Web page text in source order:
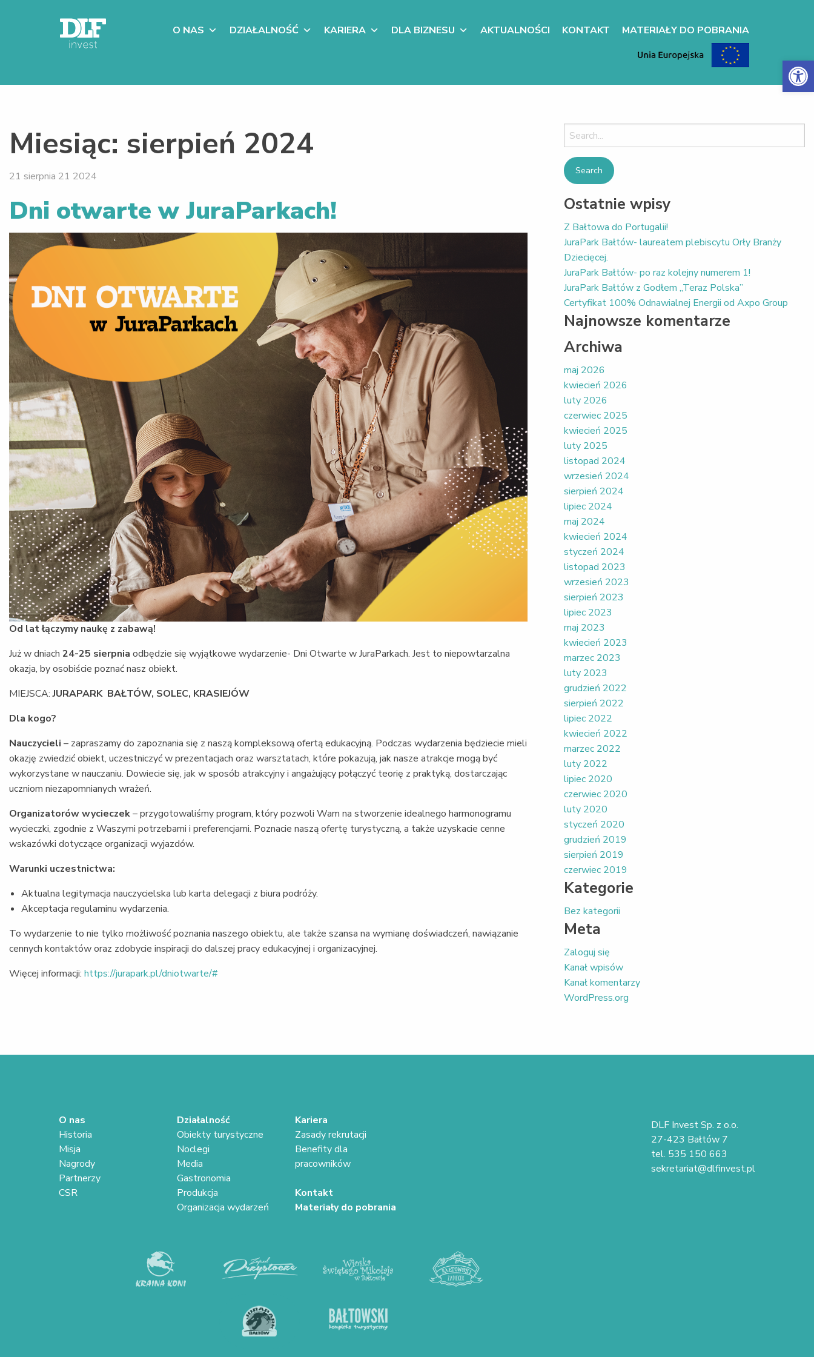
O NAS DZIAŁALNOŚĆ KARIERA DLA BIZNESU AKTUALNOŚCI KONTAKT MATERIAŁY DO POBRANIA
Miesiąc: sierpień 2024
21 sierpnia 21 2024
Dni otwarte w JuraParkach!
Od lat łączymy naukę z zabawą!
Już w dniach 24-25 sierpnia odbędzie się wyjątkowe wydarzenie- Dni Otwarte w JuraParkach. Jest to niepowtarzalna
okazja, by osobiście poznać nasz obiekt.
MIEJSCA:JURAPARK BAŁTÓW, SOLEC, KRASIEJÓW
Dla kogo?
Nauczycieli – zapraszamy do zapoznania się z naszą kompleksową ofertą edukacyjną. Podczas wydarzenia będziecie mieli
okazję zwiedzić obiekt, uczestniczyć w prezentacjach oraz warsztatach, które pokazują, jak nasze atrakcje mogą być
wykorzystane w nauczaniu. Dowiecie się, jak w sposób atrakcyjny i angażujący połączyć teorię z praktyką, dostarczając
uczniom niezapomnianych wrażeń.
Organizatorów wycieczek– przygotowaliśmy program, który pozwoli Wam na stworzenie idealnego harmonogramu
wycieczki, zgodnie z Waszymi potrzebami i preferencjami. Poznacie naszą ofertę turystyczną, a także uzyskacie cenne
wskazówki dotyczące organizacji wyjazdów.
Warunki uczestnictwa:
Aktualna legitymacja nauczycielska lub karta delegacji z biura podróży.
Akceptacja regulaminu wydarzenia.
To wydarzenie to nie tylko możliwość poznania naszego obiektu, ale także szansa na wymianę doświadczeń, nawiązanie
cennych kontaktów oraz zdobycie inspiracji do dalszej pracy edukacyjnej i organizacyjnej.
Więcej informacji: https://jurapark.pl/dniotwarte/#
Search
for:
Ostatnie wpisy
Z Bałtowa do Portugalii!
JuraPark Bałtów- laureatem plebiscytu Orły Branży
Dziecięcej.
JuraPark Bałtów- po raz kolejny numerem 1!
JuraPark Bałtów z Godłem „Teraz Polska”
Certyfikat 100% Odnawialnej Energii od Axpo Group
Najnowsze komentarze
Archiwa
maj 2026
kwiecień 2026
luty 2026
czerwiec 2025
kwiecień 2025
luty 2025
listopad 2024
wrzesień 2024
sierpień 2024
lipiec 2024
maj 2024
kwiecień 2024
styczeń 2024
listopad 2023
wrzesień 2023
sierpień 2023
lipiec 2023
maj 2023
kwiecień 2023
marzec 2023
luty 2023
grudzień 2022
sierpień 2022
lipiec 2022
kwiecień 2022
marzec 2022
luty 2022
lipiec 2020
czerwiec 2020
luty 2020
styczeń 2020
grudzień 2019
sierpień 2019
czerwiec 2019
Kategorie
Bez kategorii
Meta
Zaloguj się
Kanał wpisów
Kanał komentarzy
WordPress.org
O nas
Historia
Misja
Nagrody
Partnerzy
CSR
Działalność
Obiekty turystyczne
Noclegi
Media
Gastronomia
Produkcja
Organizacja wydarzeń
Kariera
Zasady rekrutacji
Benefity dla
pracowników
Kontakt
Materiały do pobrania
DLF Invest Sp. z o.o.
27-423 Bałtów 7
tel. 535 150 663
sekretariat@dlfinvest.pl